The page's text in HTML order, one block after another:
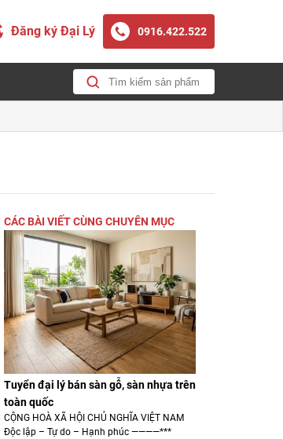
Đăng ký Đại Lý 0916.422.522
CÁC BÀI VIẾT CÙNG CHUYÊN MỤC
Tuyển đại lý bán sàn gỗ, sàn nhựa trên
toàn quốc
CỘNG HOÀ XÃ HỘI CHỦ NGHĨA VIỆT NAM
Độc lập – Tự do – Hạnh phúc ————***